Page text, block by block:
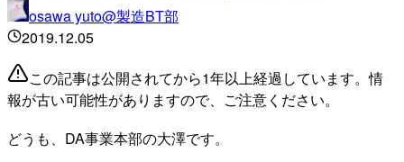
osawa yuto@製造BT部
2019.12.05
この記事は公開されてから1年以上経過しています。情
報が古い可能性がありますので、ご注意ください。
どうも、DA事業本部の大澤です。